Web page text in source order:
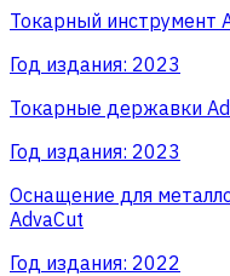
Токарный инструмент
Год издания: 2023
Токарные державки
Год издания: 2023
Оснащение для
AdvaCut
Год издания: 2022